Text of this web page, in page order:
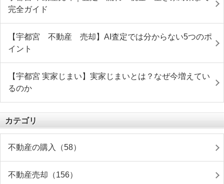
完全ガイド
【宇都宮 不動産 売却】AI査定では分からない5つのポ
イント
【宇都宮 実家じまい】実家じまいとは？なぜ今増えてい
るのか
カテゴリ
不動産の購入（58）
不動産売却（156）